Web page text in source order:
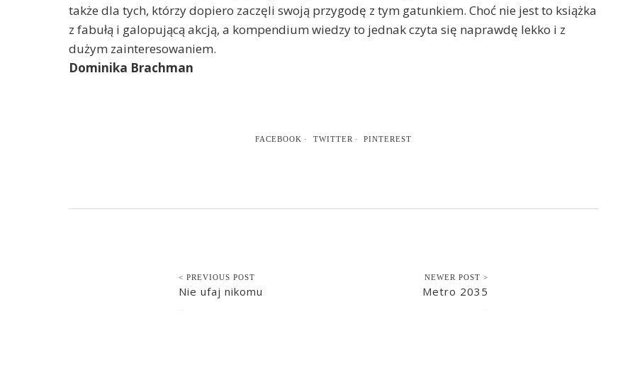
także dla tych, którzy dopiero zaczęli swoją przygodę z tym gatunkiem. Choć nie jest to książka
z fabułą i galopującą akcją, a kompendium wiedzy to jednak czyta się naprawdę lekko i z
dużym zainteresowaniem.
Dominika Brachman
FACEBOOK TWITTER PINTEREST
< PREVIOUS POST
Nie ufaj nikomu
NEWER POST >
Metro 2035